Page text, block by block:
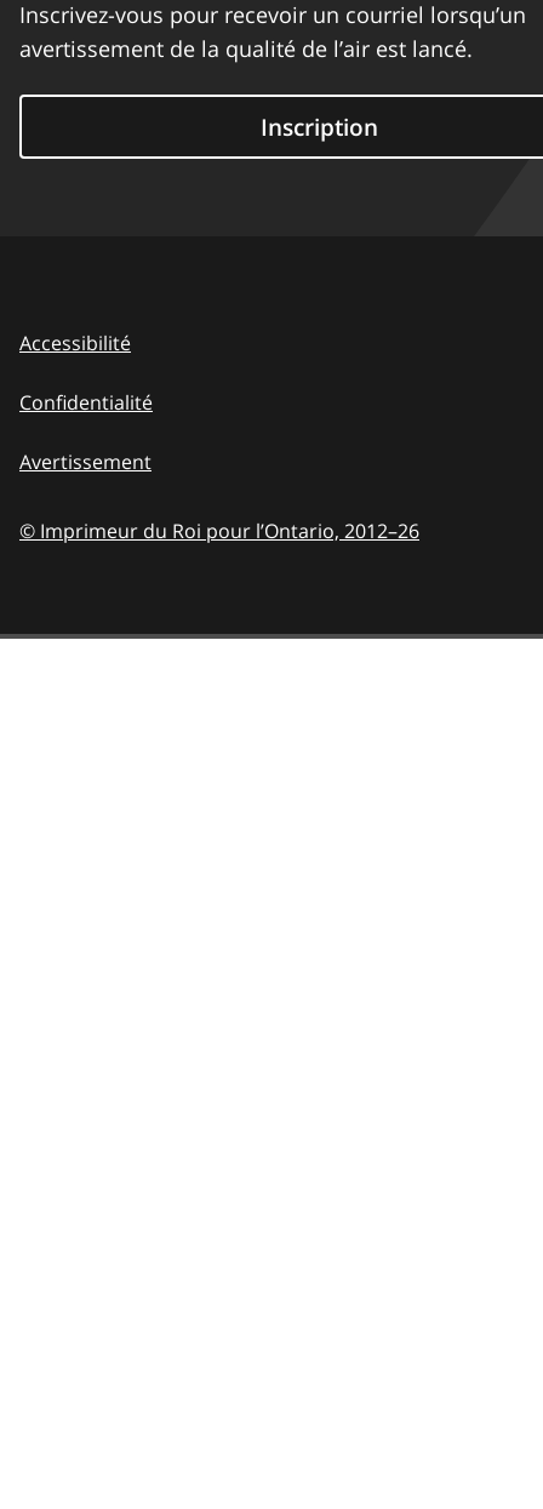
Inscrivez-vous pour recevoir un courriel lorsqu’un
avertissement de la qualité de l’air est lancé.
Inscription
Accessibilité
Confidentialité
Avertissement
© Imprimeur du Roi pour l’Ontario, 2012–26